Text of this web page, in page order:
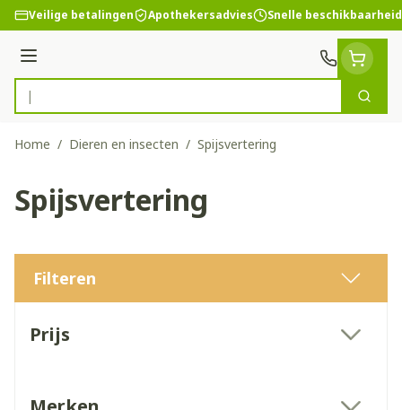
Ga naar de inhoud
Veilige betalingen Apothekersadvies Snelle beschikbaarheid
Menu
Product, merk, categorie...
Zoek
Home / Dieren en insecten / Spijsvertering
Spijsvertering
Filteren
Prijs